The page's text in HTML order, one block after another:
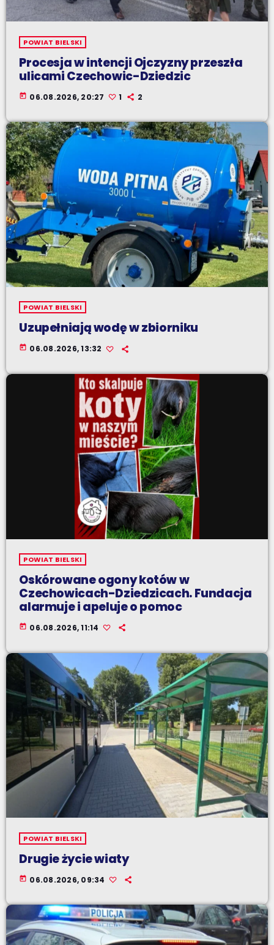
POWIAT BIELSKI
Procesja w intencji Ojczyzny przeszła
ulicami Czechowic-Dziedzic
today 06.08.2026, 20:27 1 2
POWIAT BIELSKI
Uzupełniają wodę w zbiorniku
today 06.08.2026, 13:32
POWIAT BIELSKI
Oskórowane ogony kotów w
Czechowicach-Dziedzicach. Fundacja
alarmuje i apeluje o pomoc
today 06.08.2026, 11:14
POWIAT BIELSKI
Drugie życie wiaty
today 06.08.2026, 09:34